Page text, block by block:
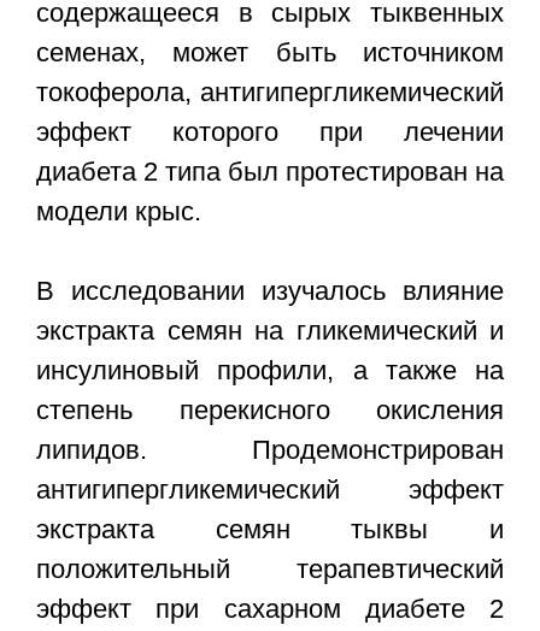
содержащееся в сырых тыквенных
семенах, может быть источником
токоферола, антигипергликемический
эффект которого при лечении
диабета 2 типа был протестирован на
модели крыс.
В исследовании изучалось влияние
экстракта семян на гликемический и
инсулиновый профили, а также на
степень перекисного окисления
липидов. Продемонстрирован
антигипергликемический эффект
экстракта семян тыквы и
положительный терапевтический
эффект при сахарном диабете 2